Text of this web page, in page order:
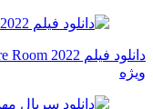
دانلود فیلم Wire Room 2022 اتاق شنود
ویژه